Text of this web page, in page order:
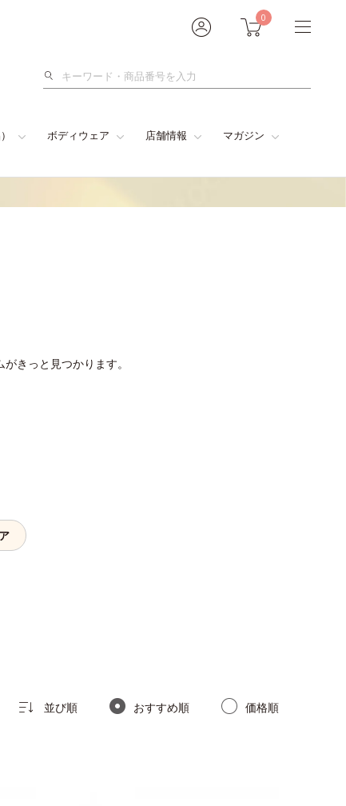
0
検
ボディウェア 店舗情報 マガジン
きっと見つかります。
並び順 おすすめ順 価格順